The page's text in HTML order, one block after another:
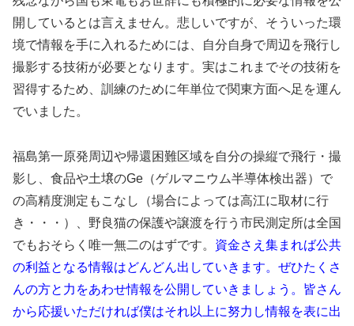
開しているとは言えません。悲しいですが、そういった環
境で情報を手に入れるためには、自分自身で周辺を飛行し
撮影する技術が必要となります。実はこれまでその技術を
習得するため、訓練のために年単位で関東方面へ足を運ん
でいました。
福島第一原発周辺や帰還困難区域を自分の操縦で飛行・撮
影し、食品や土壌のGe（ゲルマニウム半導体検出器）で
の高精度測定もこなし（場合によっては高江に取材に行
き・・・）、野良猫の保護や譲渡を行う市民測定所は全国
でもおそらく唯一無二のはずです。 資金さえ集まれば公共
の利益となる情報はどんどん出していきます。ぜひたくさ
んの方と力をあわせ情報を公開していきましょう。皆さん
から応援いただければ僕はそれ以上に努力し情報を表に出